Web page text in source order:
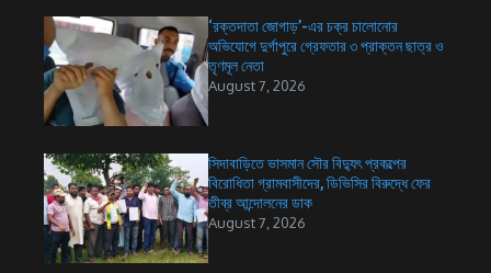
‘রক্তদাতা জোগাড়’-এর চক্র চালোনোর
অভিযোগে দুর্গাপুরে গ্রেফতার ৩ প্রাক্তন ছাত্র ও
তৃণমূল নেতা
August 7, 2026
সিদাবাড়িতে ভাসমান সৌর বিদ্যুৎ প্রকল্পের
বিরোধিতা গ্রামবাসীদের, ডিভিসির বিরুদ্ধে ফের
তীব্র আন্দোলনের ডাক
August 7, 2026